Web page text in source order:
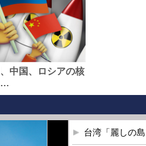
中国、ロシアの核
…
台湾「麗しの